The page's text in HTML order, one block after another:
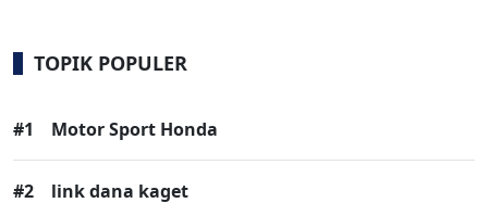
TOPIK POPULER
#1 Motor Sport Honda
#2 link dana kaget